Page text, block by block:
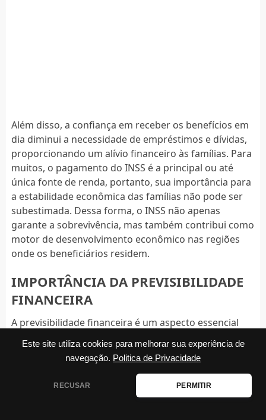
Este site utiliza cookies para melhorar sua experiência de
navegação. Politica de Privacidade
RECUSAR PERMITIR
Além disso, a confiança em receber os benefícios em
dia diminui a necessidade de empréstimos e dívidas,
proporcionando um alívio financeiro às famílias. Para
muitos, o pagamento do INSS é a principal ou até
única fonte de renda, portanto, sua importância para
a estabilidade econômica das famílias não pode ser
subestimada. Dessa forma, o INSS não apenas
garante a sobrevivência, mas também contribui como
motor de desenvolvimento econômico nas regiões
onde os beneficiários residem.
IMPORTÂNCIA DA PREVISIBILIDADE
FINANCEIRA
A previsibilidade financeira é um aspecto essencial
para qualquer gestão de recursos. Com a divulgação
antecipada do calendário do INSS, os beneficiários
podem se programar adequadamente. Isso é
especialmente vital no começo do ano, período
frequentemente marcado por despesas adicionais,